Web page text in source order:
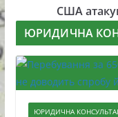
США
ЮРИДИЧНА
ЮРИДИЧНА